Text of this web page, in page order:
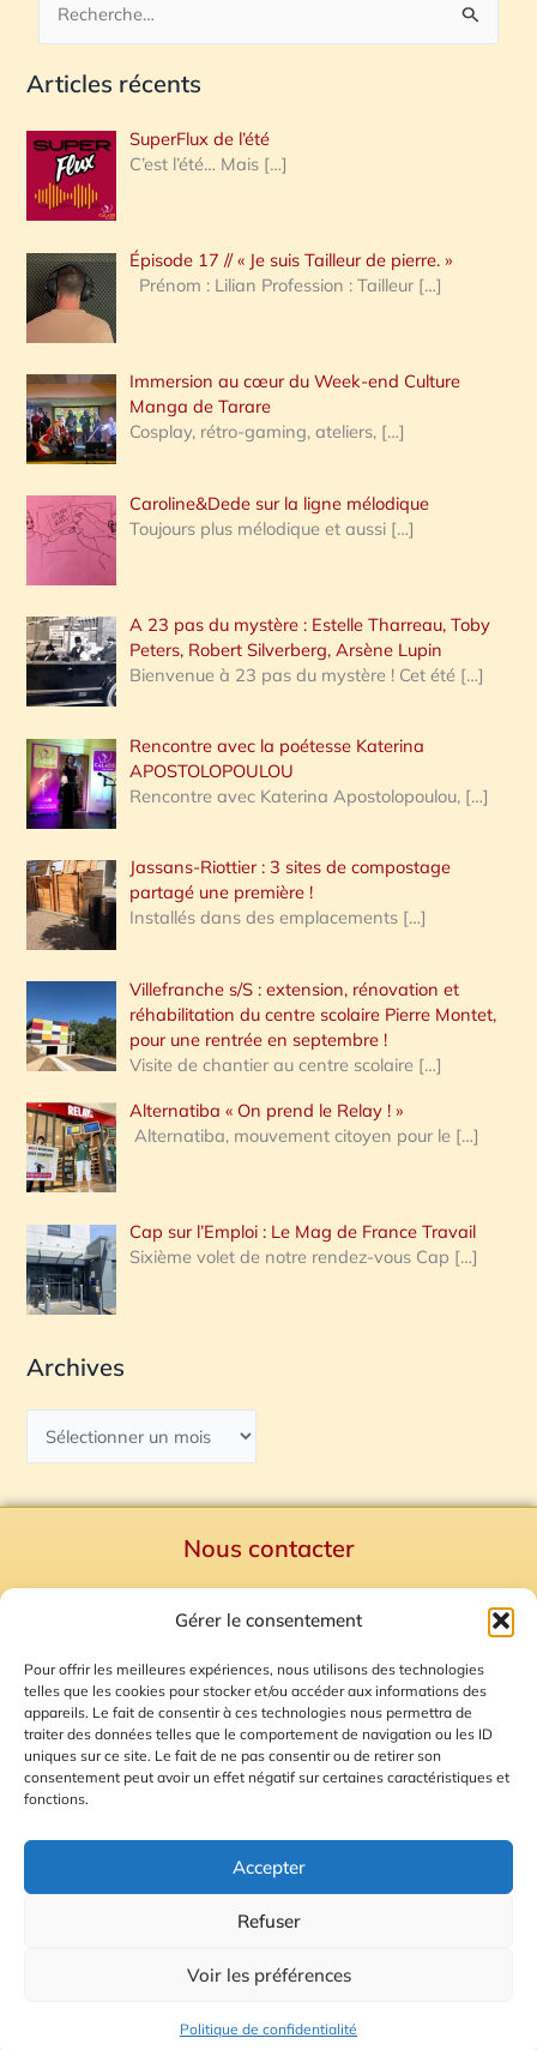
Gérer le consentement
Pour offrir les meilleures expériences, nous utilisons des technologies
telles que les cookies pour stocker et/ou accéder aux informations des
appareils. Le fait de consentir à ces technologies nous permettra de
traiter des données telles que le comportement de navigation ou les ID
uniques sur ce site. Le fait de ne pas consentir ou de retirer son
consentement peut avoir un effet négatif sur certaines caractéristiques et
fonctions.
Accepter
Refuser
Voir les préférences
Politique de confidentialité
c
e
r
c
h
e
:
Articles récents
SuperFlux de l’été
C’est l’été… Mais […]
Épisode 17 // « Je suis Tailleur de pierre. »
Prénom : Lilian Profession : Tailleur […]
Immersion au cœur du Week-end Culture
Manga de Tarare
Cosplay, rétro-gaming, ateliers, […]
Caroline&Dede sur la ligne mélodique
Toujours plus mélodique et aussi […]
A 23 pas du mystère : Estelle Tharreau, Toby
Peters, Robert Silverberg, Arsène Lupin
Bienvenue à 23 pas du mystère ! Cet été […]
Rencontre avec la poétesse Katerina
APOSTOLOPOULOU
Rencontre avec Katerina Apostolopoulou, […]
Jassans-Riottier : 3 sites de compostage
partagé une première !
Installés dans des emplacements […]
Villefranche s/S : extension, rénovation et
réhabilitation du centre scolaire Pierre Montet,
pour une rentrée en septembre !
Visite de chantier au centre scolaire […]
Alternatiba « On prend le Relay ! »
Alternatiba, mouvement citoyen pour le […]
Cap sur l’Emploi : Le Mag de France Travail
Sixième volet de notre rendez-vous Cap […]
Archives
Nous contacter
Mentions Légales
Plan du site
Gestion des Cookies
© 2026 Radio Calade